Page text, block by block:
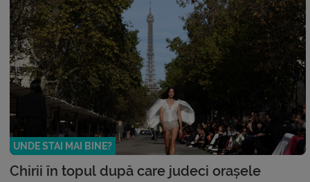
UNDE STAI MAI BINE?
Chirii în topul după care judeci orașele